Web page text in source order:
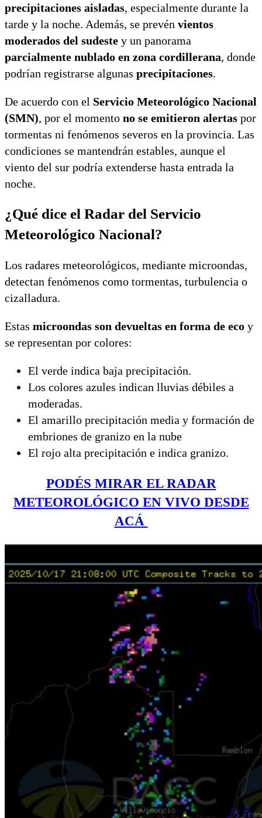
precipitaciones aisladas, especialmente durante la
tarde y la noche. Además, se prevén vientos
moderados del sudeste y un panorama
parcialmente nublado en zona cordillerana, donde
podrían registrarse algunas precipitaciones.
De acuerdo con el Servicio Meteorológico Nacional
(SMN), por el momento no se emitieron alertas por
tormentas ni fenómenos severos en la provincia. Las
condiciones se mantendrán estables, aunque el
viento del sur podría extenderse hasta entrada la
noche.
¿Qué dice el Radar del Servicio
Meteorológico Nacional?
Los radares meteorológicos, mediante microondas,
detectan fenómenos como tormentas, turbulencia o
cizalladura.
Estas microondas son devueltas en forma de eco y
se representan por colores:
El verde indica baja precipitación.
Los colores azules indican lluvias débiles a
moderadas.
El amarillo precipitación media y formación de
embriones de granizo en la nube
El rojo alta precipitación e indica granizo.
PODÉS MIRAR EL RADAR
METEOROLÓGICO EN VIVO DESDE
ACÁ